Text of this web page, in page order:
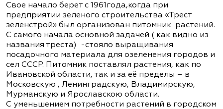
Свое начало берет с 1961года,когда при
предприятии зеленого строительства «Трест
зеленстрой» был организован питомник растений.
С самого начала основной задачей ( как видно из
названия треста) -стояло выращивания
посадочного материала для озеленения городов и
сел СССР. Питомник поставлял растения, как по
Ивановской области, так и за её пределы – в
Московскую , Ленинградскую, Владимирскую,
Мурманскую и Ярославскою области.
С уменьшением потребности растений в городском